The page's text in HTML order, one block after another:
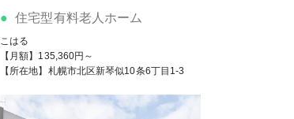
住宅型有料老人ホーム
こはる
【月額】135,360円～
【所在地】札幌市北区新琴似10条6丁目1-3